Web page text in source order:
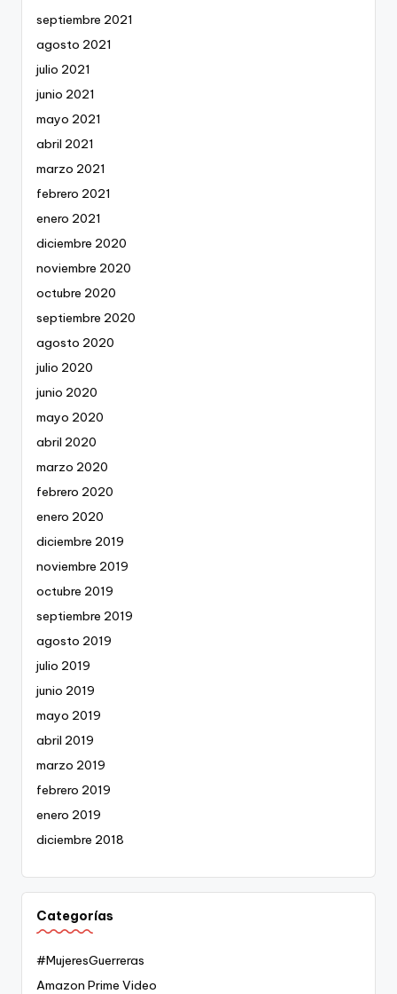
septiembre 2021
agosto 2021
julio 2021
junio 2021
mayo 2021
abril 2021
marzo 2021
febrero 2021
enero 2021
diciembre 2020
noviembre 2020
octubre 2020
septiembre 2020
agosto 2020
julio 2020
junio 2020
mayo 2020
abril 2020
marzo 2020
febrero 2020
enero 2020
diciembre 2019
noviembre 2019
octubre 2019
septiembre 2019
agosto 2019
julio 2019
junio 2019
mayo 2019
abril 2019
marzo 2019
febrero 2019
enero 2019
diciembre 2018
Categorías
#MujeresGuerreras
Amazon Prime Video